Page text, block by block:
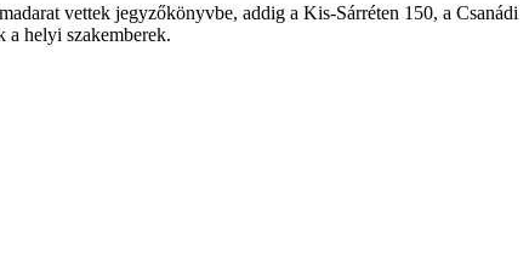
vettek jegyzőkönyvbe, addig a Kis-Sárréten 150, a Csanádi
a helyi szakemberek.